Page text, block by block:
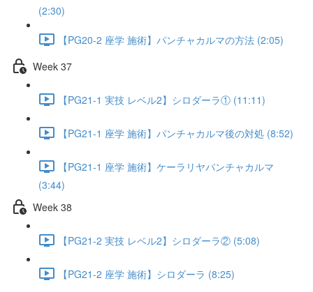
(2:30)
【PG20-2 座学 施術】パンチャカルマの方法 (2:05)
Week 37
【PG21-1 実技 レベル2】シロダーラ① (11:11)
【PG21-1 座学 施術】パンチャカルマ後の対処 (8:52)
【PG21-1 座学 施術】ケーラリヤパンチャカルマ
(3:44)
Week 38
【PG21-2 実技 レベル2】シロダーラ② (5:08)
【PG21-2 座学 施術】シロダーラ (8:25)